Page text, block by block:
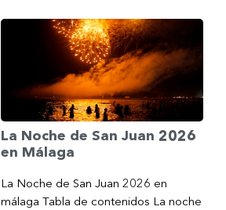
La Noche de San Juan 2026
en Málaga
La Noche de San Juan 2026 en
málaga Tabla de contenidos La noche